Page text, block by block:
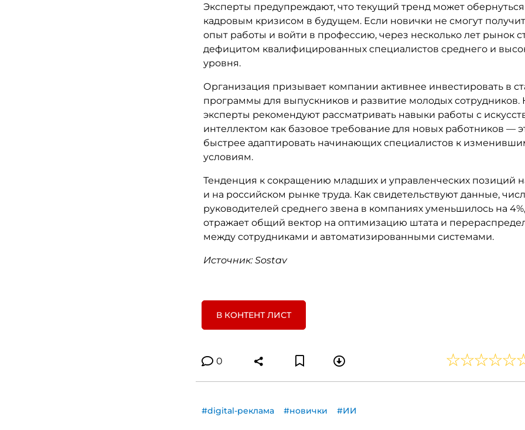
Эксперты предупреждают, что текущий тренд может
кадровым кризисом в будущем. Если новички не смогут
опыт работы и войти в профессию, через несколько лет рынок
дефицитом квалифицированных специалистов среднего и
уровня.
Организация призывает компании активнее инвестировать в
программы для выпускников и развитие молодых сотрудников.
эксперты рекомендуют рассматривать навыки работы с
интеллектом как базовое требование для новых работников —
быстрее адаптировать начинающих специалистов к
условиям.
Тенденция к сокращению младших и управленческих позиций
и на российском рынке труда. Как свидетельствуют данные,
руководителей среднего звена в компаниях уменьшилось на
отражает общий вектор на оптимизацию штата и
между сотрудниками и автоматизированными системами.
Источник: Sostav
В КОНТЕНТ ЛИСТ
0
#digital-реклама #новички #ИИ